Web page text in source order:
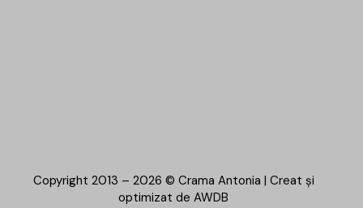
Copyright 2013 – 2026 © Crama Antonia | Creat și
optimizat de AWDB